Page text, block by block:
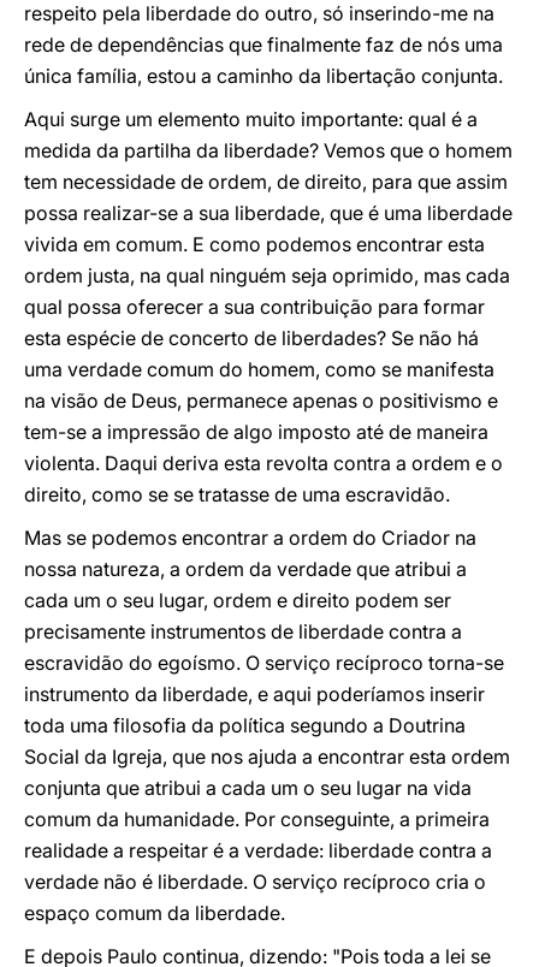
respeito pela liberdade do outro, só inserindo-me na
rede de dependências que finalmente faz de nós uma
única família, estou a caminho da libertação conjunta.
Aqui surge um elemento muito importante: qual é a
medida da partilha da liberdade? Vemos que o homem
tem necessidade de ordem, de direito, para que assim
possa realizar-se a sua liberdade, que é uma liberdade
vivida em comum. E como podemos encontrar esta
ordem justa, na qual ninguém seja oprimido, mas cada
qual possa oferecer a sua contribuição para formar
esta espécie de concerto de liberdades? Se não há
uma verdade comum do homem, como se manifesta
na visão de Deus, permanece apenas o positivismo e
tem-se a impressão de algo imposto até de maneira
violenta. Daqui deriva esta revolta contra a ordem e o
direito, como se se tratasse de uma escravidão.
Mas se podemos encontrar a ordem do Criador na
nossa natureza, a ordem da verdade que atribui a
cada um o seu lugar, ordem e direito podem ser
precisamente instrumentos de liberdade contra a
escravidão do egoísmo. O serviço recíproco torna-se
instrumento da liberdade, e aqui poderíamos inserir
toda uma filosofia da política segundo a Doutrina
Social da Igreja, que nos ajuda a encontrar esta ordem
conjunta que atribui a cada um o seu lugar na vida
comum da humanidade. Por conseguinte, a primeira
realidade a respeitar é a verdade: liberdade contra a
verdade não é liberdade. O serviço recíproco cria o
espaço comum da liberdade.
E depois Paulo continua, dizendo: "Pois toda a lei se